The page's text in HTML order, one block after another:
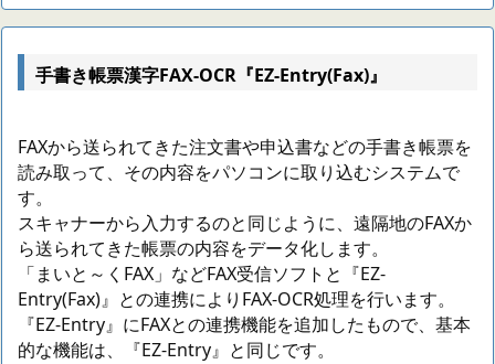
手書き帳票漢字FAX-OCR『EZ-Entry(Fax)』
FAXから送られてきた注文書や申込書などの手書き帳票を
読み取って、その内容をパソコンに取り込むシステムで
す。
スキャナーから入力するのと同じように、遠隔地のFAXか
ら送られてきた帳票の内容をデータ化します。
「まいと～くFAX」などFAX受信ソフトと『EZ-
Entry(Fax)』との連携によりFAX-OCR処理を行います。
『EZ-Entry』にFAXとの連携機能を追加したもので、基本
的な機能は、『EZ-Entry』と同じです。